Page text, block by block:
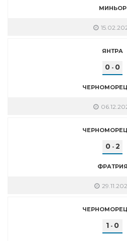
МИНЬОР
ЯНТРА
0 - 0
ЧЕРНОМОРЕЦ
ЧЕРНОМОРЕЦ
0- 2
ФРАТРИЯ
ЧЕРНОМОРЕЦ
1 - 0